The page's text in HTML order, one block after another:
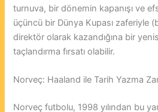
turnuva, bir dönemin kapanışı ve
üçüncü bir Dünya Kupası zaferiyle
direktör olarak kazandığına bir
taçlandırma fırsatı olabilir.
Norveç: Haaland ile Tarih Yazma
Norveç futbolu, 1998 yılından bu